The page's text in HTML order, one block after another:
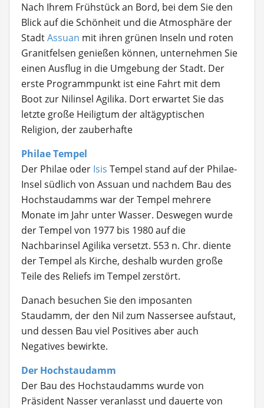
Nach Ihrem Frühstück an Bord, bei dem Sie den
Blick auf die Schönheit und die Atmosphäre der
StadtAssuan mit ihren grünen Inseln und roten
Granitfelsen genießen können, unternehmen Sie
einen Ausflug in die Umgebung der Stadt. Der
erste Programmpunkt ist eine Fahrt mit dem
Boot zur Nilinsel Agilika. Dort erwartet Sie das
letzte große Heiligtum der altägyptischen
Religion, der zauberhafte
Philae Tempel
Der Philae oder Isis Tempel stand auf der Philae-
Insel südlich von Assuan und nachdem Bau des
Hochstaudamms war der Tempel mehrere
Monate im Jahr unter Wasser. Deswegen wurde
der Tempel von 1977 bis 1980 auf die
Nachbarinsel Agilika versetzt. 553 n. Chr. diente
der Tempel als Kirche, deshalb wurden große
Teile des Reliefs im Tempel zerstört.
Danach besuchen Sie den imposanten
Staudamm, der den Nil zum Nassersee aufstaut,
und dessen Bau viel Positives aber auch
Negatives bewirkte.
Der Hochstaudamm
Der Bau des Hochstaudamms wurde von
Präsident Nasser veranlasst und dauerte von